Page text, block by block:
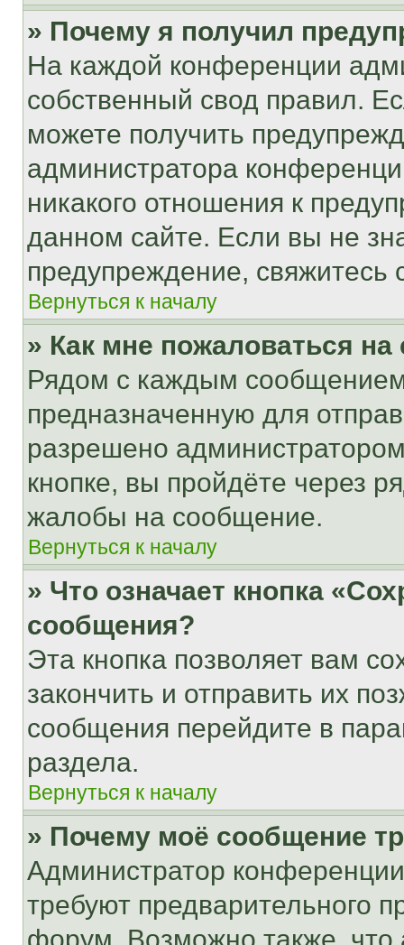
» Почему я получил
На каждой конференции
собственный свод правил.
можете получить
администратора
никакого отношения к
данном сайте. Если вы не
предупреждение,
Вернуться к началу
» Как мне пожаловаться
Рядом с каждым сообщением
предназначенную для
разрешено
кнопке, вы пройдёте через
жалобы на сообщение.
Вернуться к началу
» Что означает кнопка
сообщения?
Эта кнопка позволяет вам
закончить и отправить их
сообщения перейдите в
раздела.
Вернуться к началу
» Почему моё сообщение
Администратор
требуют предварительного